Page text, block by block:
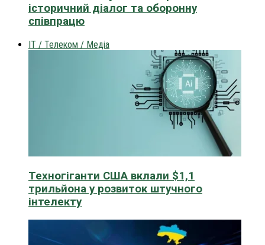
історичний діалог та оборонну
співпрацю
IT / Телеком / Медіа
Техногіганти США вклали $1,1
трильйона у розвиток штучного
інтелекту